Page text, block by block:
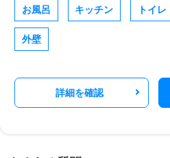
お風呂 キッチン トイレ
外壁
詳細を確認